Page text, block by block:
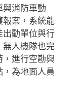
與消防車動
報案，系統能
出動單位與行
無人機隊也完
，進行空勘與
為地面人員